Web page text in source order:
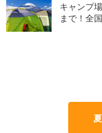
キャンプ
まで！全